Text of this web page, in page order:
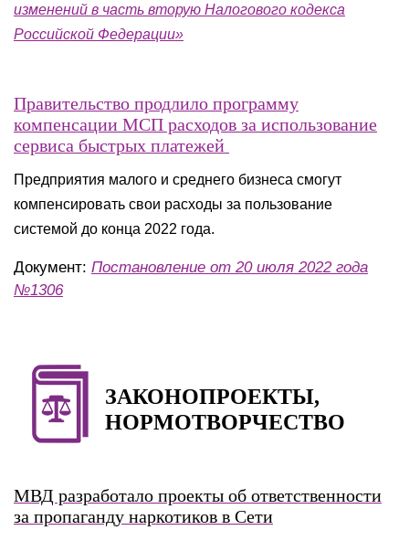
изменений в часть вторую Налогового кодекса
Российской Федерации»
Правительство продлило программу
компенсации МСП расходов за использование
сервиса быстрых платежей
Предприятия малого и среднего бизнеса смогут
компенсировать свои расходы за пользование
системой до конца 2022 года.
Документ: Постановление от 20 июля 2022 года
№1306
ЗАКОНОПРОЕКТЫ,
НОРМОТВОРЧЕСТВО
МВД разработало проекты об ответственности
за пропаганду наркотиков в Сети